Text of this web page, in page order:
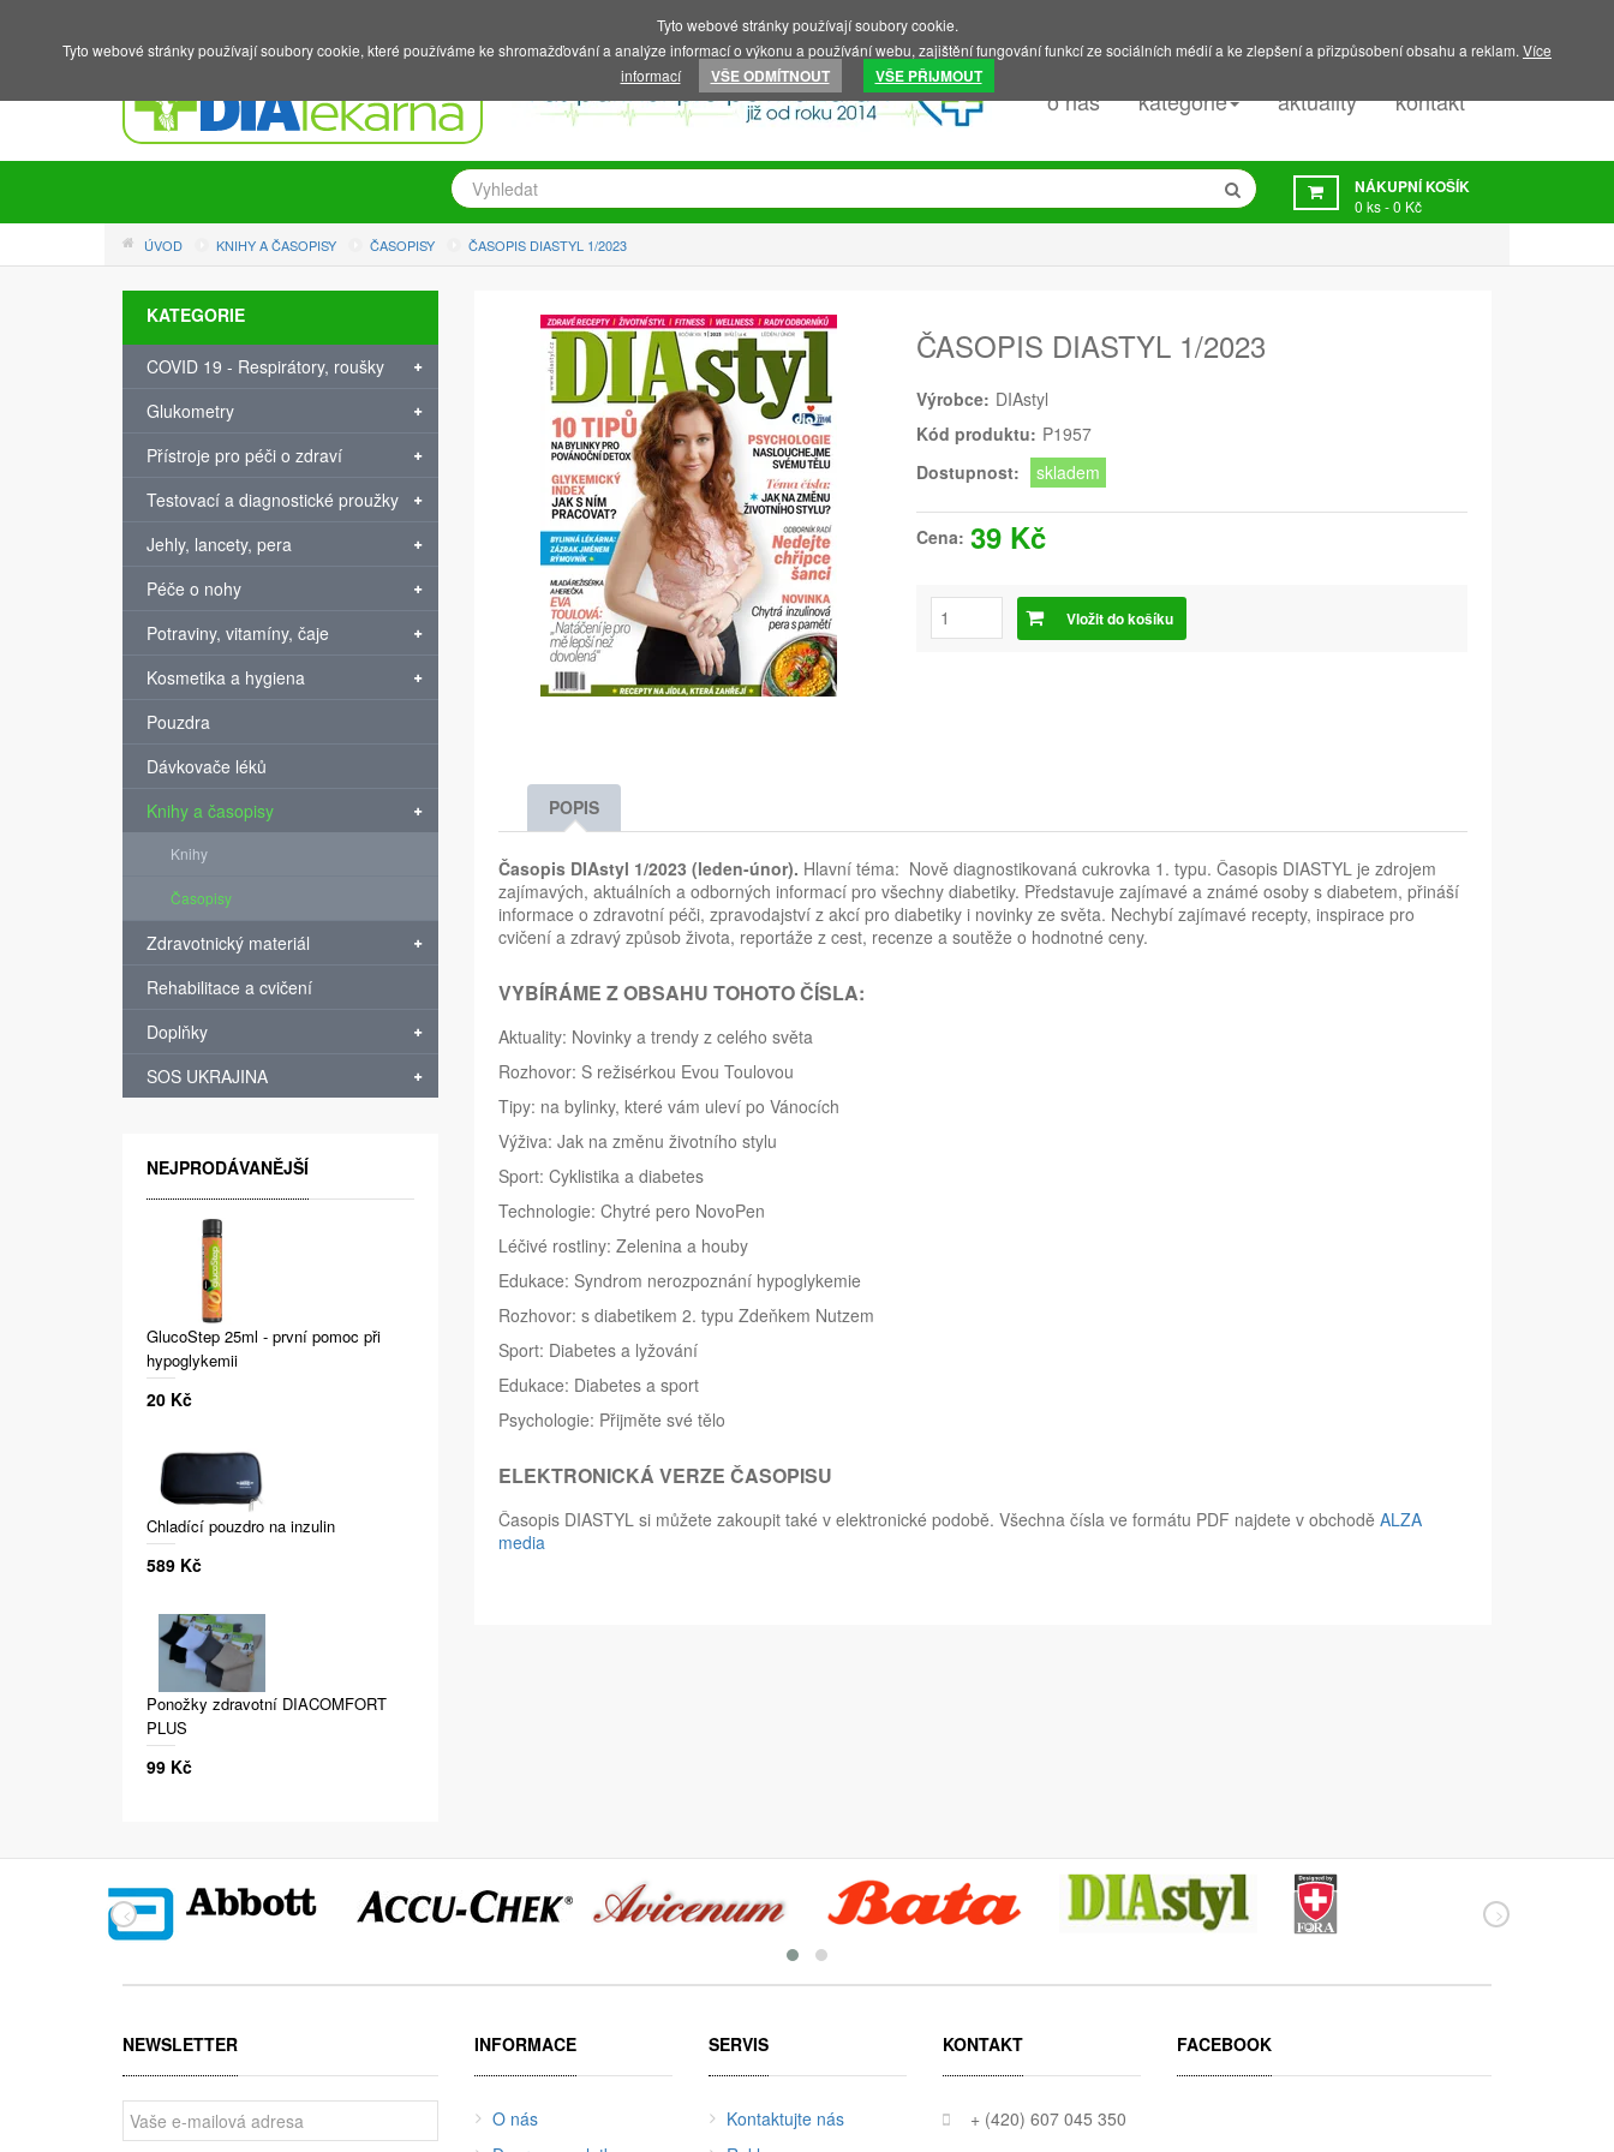
o nás kategorie aktuality kontakt
NÁKUPNÍ KOŠÍK
0 ks -0 Kč
ÚVOD KNIHY A ČASOPISY ČASOPISY ČASOPIS DIASTYL 1/2023
ČASOPIS DIASTYL 1/2023
Výrobce: DIAstyl
Kód produktu: P1957
Dostupnost:
skladem
Cena: 39 Kč
Vložit do košíku
POPIS
Časopis DIAstyl 1/2023 (leden-únor). Hlavní téma: Nově diagnostikovaná cukrovka 1. typu. Časopis DIASTYL je zdrojem
zajímavých, aktuálních a odborných informací pro všechny diabetiky. Představuje zajímavé a známé osoby s diabetem, přináší
informace o zdravotní péči, zpravodajství z akcí pro diabetiky i novinky ze světa. Nechybí zajímavé recepty, inspirace pro
cvičení a zdravý způsob života, reportáže z cest, recenze a soutěže o hodnotné ceny.
VYBÍRÁME Z OBSAHU TOHOTO ČÍSLA:
Aktuality: Novinky a trendy z celého světa
Rozhovor: S režisérkou Evou Toulovou
Tipy: na bylinky, které vám uleví po Vánocích
Výživa: Jak na změnu životního stylu
Sport: Cyklistika a diabetes
Technologie: Chytré pero NovoPen
Léčivé rostliny: Zelenina a houby
Edukace: Syndrom nerozpoznání hypoglykemie
Rozhovor: s diabetikem 2. typu Zdeňkem Nutzem
Sport: Diabetes a lyžování
Edukace: Diabetes a sport
Psychologie: Přijměte své tělo
ELEKTRONICKÁ VERZE ČASOPISU
Časopis DIASTYL si můžete zakoupit také v elektronické podobě. Všechna čísla ve formátu PDF najdete v obchodě ALZA
media
KATEGORIE
COVID 19 - Respirátory, roušky
Glukometry
Přístroje pro péči o zdraví
Testovací a diagnostické proužky
Jehly, lancety, pera
Péče o nohy
Potraviny, vitamíny, čaje
Kosmetika a hygiena
Pouzdra
Dávkovače léků
Knihy a časopisy
Knihy
Časopisy
Zdravotnický materiál
Rehabilitace a cvičení
Doplňky
SOS UKRAJINA
NEJPRODÁVANĚJŠÍ
GlucoStep 25ml - první pomoc při
hypoglykemii
20 Kč
Chladící pouzdro na inzulin
589 Kč
Ponožky zdravotní DIACOMFORT
PLUS
99 Kč
NEWSLETTER INFORMACE
O nás
SERVIS
Kontaktujte nás
KONTAKT
+ (420) 607 045 350
FACEBOOK
Tyto webové stránky používají soubory cookie.
Tyto webové stránky používají soubory cookie, které používáme ke shromažďování a analýze informací o výkonu a používání webu, zajištění fungování funkcí ze sociálních médií a ke zlepšení a přizpůsobení obsahu a reklam. Více
informací
VŠE ODMÍTNOUT VŠE PŘIJMOUT